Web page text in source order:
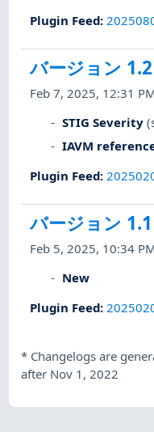
Plugin Feed:
バージョン 1.2
Feb 7, 2025, 12:31
STIG Severity
IAVM
Plugin Feed:
バージョン 1.1
Feb 5, 2025, 10:34
New
Plugin Feed:
* Changelogs are
after Nov 1, 2022